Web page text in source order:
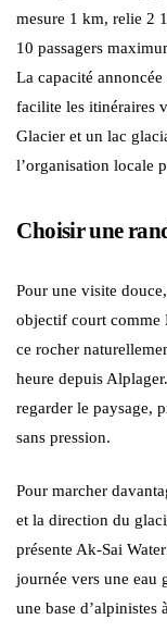
mesure 1 km, relie 2
10 passagers
La capacité
facilite les itinéraires
Glacier et un lac
l’organisation locale
Choisir une
Pour une visite
objectif court comme
ce rocher
heure depuis
regarder le paysage,
sans pression.
Pour marcher
et la direction du
présente Ak-Sai
journée vers une eau
une base